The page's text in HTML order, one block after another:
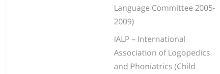
Language Committee 2005-
2009)
IALP – International
Association of Logopedics
and Phoniatrics (Child